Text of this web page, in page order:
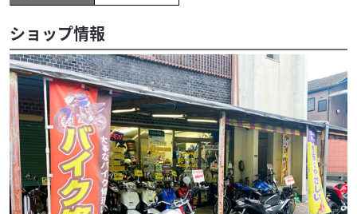
ショップ情報